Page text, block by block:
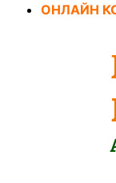
ПерейтиОНЛАЙН